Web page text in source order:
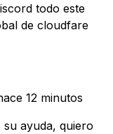
todo este
de cloudfare
12 minutos
su ayuda, quiero